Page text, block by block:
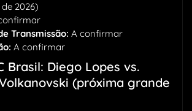
2026)
Transmissão: A confirmar
A confirmar
Brasil: Diego Lopes vs.
(próxima grande